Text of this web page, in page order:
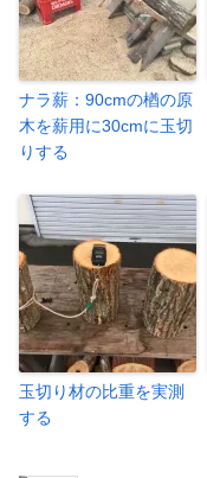
ナラ薪：90cmの楢の原
木を薪用に30cmに玉切
りする
玉切り材の比重を実測
する